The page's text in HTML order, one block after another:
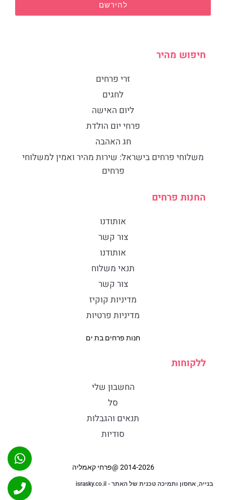
להירשם
חיפוש מהיר
זרי פרחים
לחגים
ליום האישה
פרחי יום הולדת
חג האהבה
​משלוחי פרחים בישראל: שירות מהיר ואמין למשלוחי
פרחים
החנות פרחים
אותודנו
צור קשר
אותודנו
תנאי משלוח
צור קשר
מדיניות קוקיז
מדיניות פרטיות
חנות פרחים בת ים
ללקוחות
החשבון שלי
סל
תנאים והגבלות
סודיות
2014-2026 @פרחי קאמליה
בנייה, אחסון ותמיכה טכנית של האתר - israsky.co.il